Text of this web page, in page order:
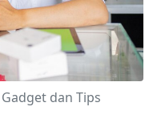
dan Tips